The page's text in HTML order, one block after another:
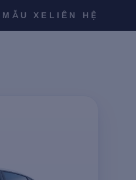
MẪU XE LIÊN HỆ